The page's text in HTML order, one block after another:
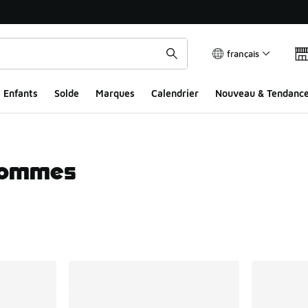
français
Enfants Solde Marques Calendrier Nouveau &